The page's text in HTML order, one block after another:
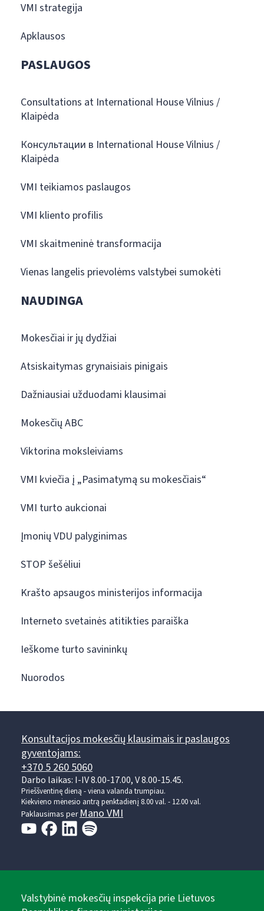
VMI strategija
Apklausos
PASLAUGOS
Consultations at International House Vilnius /
Klaipėda
Консультации в International House Vilnius /
Klaipėda
VMI teikiamos paslaugos
VMI kliento profilis
VMI skaitmeninė transformacija
Vienas langelis prievolėms valstybei sumokėti
NAUDINGA
Mokesčiai ir jų dydžiai
Atsiskaitymas grynaisiais pinigais
Dažniausiai užduodami klausimai
Mokesčių ABC
Viktorina moksleiviams
VMI kviečia į „Pasimatymą su mokesčiais“
VMI turto aukcionai
Įmonių VDU palyginimas
STOP šešėliui
Krašto apsaugos ministerijos informacija
Interneto svetainės atitikties paraiška
Ieškome turto savininkų
Nuorodos
Konsultacijos mokesčių klausimais ir paslaugos
gyventojams:
+370 5 260 5060
Darbo laikas: I-IV 8.00-17.00, V 8.00-15.45.
Prieššventinę dieną - viena valanda trumpiau.
Kiekvieno mėnesio antrą penktadienį 8.00 val. - 12.00 val.
Paklausimas perMano VMI
Valstybinė mokesčių inspekcija prie Lietuvos